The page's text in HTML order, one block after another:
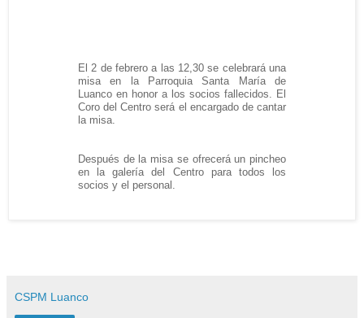
El 2 de febrero a las 12,30 se celebrará una
misa en la Parroquia Santa María de
Luanco en honor a los socios fallecidos. El
Coro del Centro será el encargado de cantar
la misa.
Después de la misa se ofrecerá un pincheo
en la galería del Centro para todos los
socios y el personal.
CSPM Luanco